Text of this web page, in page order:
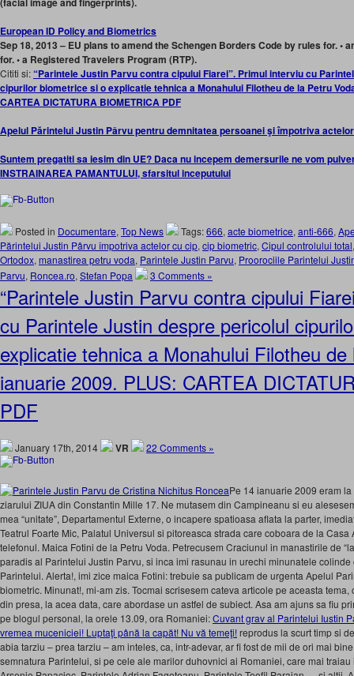
European ID Policy and Biometrics
Sep 18, 2013 – EU plans to amend the Schengen Borders Code by rules for. •
for. • a Registered Travelers Program (RTP).
Cititi si:“Parintele Justin Parvu contra cipului Fiarei”. Primul interviu cu
cipurilor biometrice si o explicatie tehnica a Monahului Filotheu de la Petru
CARTEA DICTATURA BIOMETRICA PDF
Apelul Părintelui Justin Pârvu pentru demnitatea persoanei şi împotriva
Suntem pregatiti sa iesim din UE? Daca nu incepem demersurile ne vom
INSTRAINAREA PAMANTULUI, sfarsitul inceputului
Posted in Documentare, Top News Tags:666, acte biometrice, anti-666,
Părintelui Justin Pârvu împotriva actelor cu cip, cip biometric, Cipul controlului total
Ortodox, manastirea petru voda, Parintele Justin Parvu, Proorociile Parintelui
Parvu, Roncea.ro, Stefan Popa 3 Comments »
“Parintele Justin Parvu contra cipului
cu Parintele Justin despre pericolul
explicatie tehnica a Monahului Filotheu
ianuarie 2009. PLUS: CARTEA
PDF
January 17th, 2014 VR 22 Comments »
Pe 14 ianuarie 2009 eram
ziarului ZIUA din Constantin Mille 17. Ne mutasem din Campineanu si eu
mea “unitate”, Departamentul Externe, o incapere spatioasa aflata la parter,
Teatrul Foarte Mic, Palatul Universul si pitoreasca strada care coboara de la
telefonul. Maica Fotini de la Petru Voda. Petrecusem Craciunul in manastirile de
paradis al Parintelui Justin Parvu, si inca imi rasunau in urechi minunatele
Parintelui. Alerta!, imi zice maica Fotini: trebuie sa publicam de urgenta Apelul
biometric. Minunat!, mi-am zis. Tocmai scrisesem cateva articole pe aceasta
din presa, la acea data, care abordase un astfel de subiect. Asa am ajuns sa fiu
pe blogul personal, la orele 13.09, ora Romaniei:Cuvant grav al Parintelui Iustin
vremea muceniciei! Luptaţi până la capăt! Nu vă temeţi!reprodus la scurt timp si
abia tarziu – prea tarziu – am inteles, ca, intr-adevar, ar fi fost de mii de ori mai
semnatura Parintelui, si pe cele ale marilor duhovnici ai Romaniei, care mai